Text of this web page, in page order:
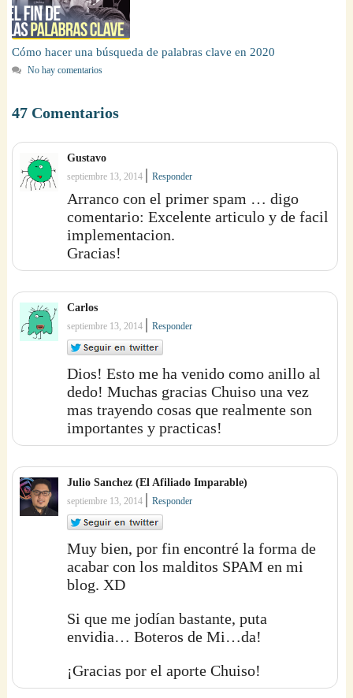
Cómo hacer una búsqueda de palabras clave en 2020
No hay comentarios
47 Comentarios
Gustavo
septiembre 13, 2014 |Responder
Arranco con el primer spam … digo
comentario: Excelente articulo y de facil
implementacion.
Gracias!
Carlos
septiembre 13, 2014 |Responder
Dios! Esto me ha venido como anillo al
dedo! Muchas gracias Chuiso una vez
mas trayendo cosas que realmente son
importantes y practicas!
Julio Sanchez (El Afiliado Imparable)
septiembre 13, 2014 |Responder
Muy bien, por fin encontré la forma de
acabar con los malditos SPAM en mi
blog. XD
Si que me jodían bastante, puta
envidia… Boteros de Mi…da!
¡Gracias por el aporte Chuiso!